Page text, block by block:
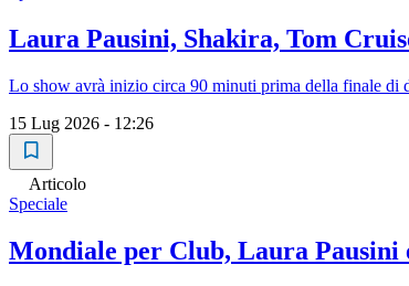
Laura Pausini, Shakira, Tom
Lo show avrà inizio circa 90 minuti prima della finale di
15 Lug 2026 - 12:26
Articolo
Speciale
Mondiale per Club, Laura